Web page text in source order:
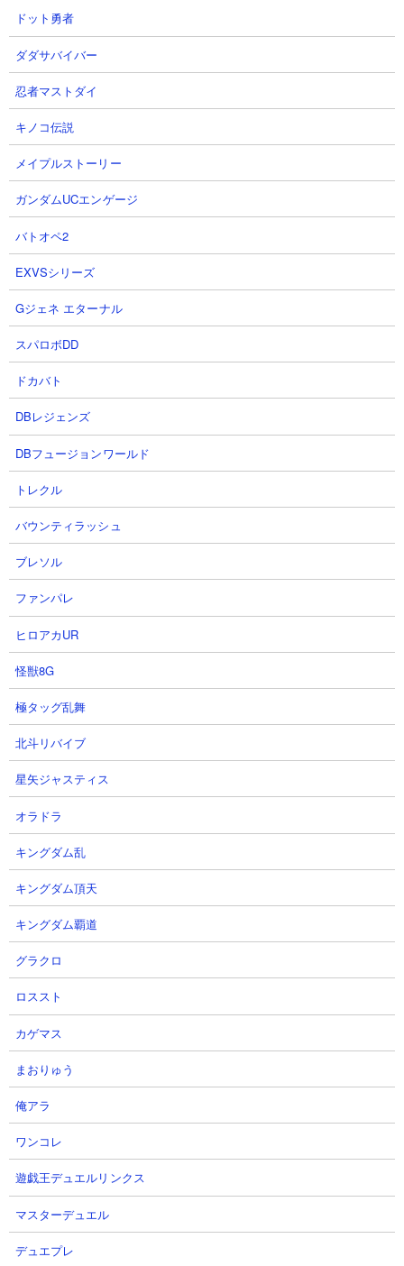
体力： 980,000
攻撃力： 31,500
射程： -630～620（全方位範囲攻撃）感知射程520
KB： 10回
特殊能力： 100％の確率で敵の動きを遅くする、100％の確率で
射程1467.5の波動を放つ、悪魔シールドHP1,200,000（KBの度に
張り直す）
属性： 悪魔
１．絶・誘惑のシンフォニー 第五番破綻調 極上
や花山薫を使用した攻略
【出撃メンバー】
【攻略概要】
このステージも花山薫の接待ステージ。にゃんコンボで強化した
花山でギルティペンを撃破。余計な雑魚をエクスプレスで処理し
て対赤用の壁として極上を出し、その後ろからネコ女王をワンパ
ンして勝ち確。2ステージ続けてこんな攻略ができる花山薫はあら
ためてぶっ壊れキャラですね。。。
２．絶・誘惑のシンフォニー 第五番破綻調 ゼリ
ーまんじゅうやムートを使った攻略
【出撃メンバー】
【攻略概要】
「3にゃん」さんの攻略動画です。にゃんコンボはにゃんこ砲チャ
ムはネコボンとスニャイパーを使用。残り枠はゼリーまんじゅ
う、ムート、エクスプレス、大狂乱ライオンの無課金編成での速
攻攻略。ゼリーまんじゅうを先頭に一気に敵城を総攻撃で落とし
にいっています。ギルティペンのデス烈波が味方に当たらない位
置に発動しなければいけないという厳しい運要素はありますが、
無課金4種でこんなにあっさり速攻を完成させてしまうのは流石で
ドット勇者
ダダサバイバー
忍者マストダイ
キノコ伝説
メイプルストーリー
ガンダムUCエンゲージ
バトオペ2
EXVSシリーズ
Gジェネ エターナル
スパロボDD
ドカバト
DBレジェンズ
DBフュージョンワールド
トレクル
バウンティラッシュ
ブレソル
ファンパレ
ヒロアカUR
怪獣8G
極タッグ乱舞
北斗リバイブ
星矢ジャスティス
オラドラ
キングダム乱
キングダム頂天
キングダム覇道
グラクロ
ロススト
カゲマス
まおりゅう
俺アラ
ワンコレ
遊戯王デュエルリンクス
マスターデュエル
デュエプレ